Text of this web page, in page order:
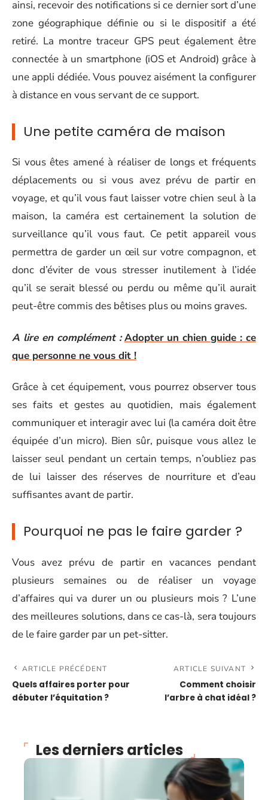
ainsi, recevoir des notifications si ce dernier sort d’une
zone géographique définie ou si le dispositif a été
retiré. La montre traceur GPS peut également être
connectée à un smartphone (iOS et Android) grâce à
une appli dédiée. Vous pouvez aisément la configurer
à distance en vous servant de ce support.
Une petite caméra de maison
Si vous êtes amené à réaliser de longs et fréquents
déplacements ou si vous avez prévu de partir en
voyage, et qu’il vous faut laisser votre chien seul à la
maison, la caméra est certainement la solution de
surveillance qu’il vous faut. Ce petit appareil vous
permettra de garder un œil sur votre compagnon, et
donc d’éviter de vous stresser inutilement à l’idée
qu’il se serait blessé ou perdu ou même qu’il aurait
peut-être commis des bêtises plus ou moins graves.
A lire en complément : Adopter un chien guide : ce
que personne ne vous dit !
Grâce à cet équipement, vous pourrez observer tous
ses faits et gestes au quotidien, mais également
communiquer et interagir avec lui (la caméra doit être
équipée d’un micro). Bien sûr, puisque vous allez le
laisser seul pendant un certain temps, n’oubliez pas
de lui laisser des réserves de nourriture et d’eau
suffisantes avant de partir.
Pourquoi ne pas le faire garder ?
Vous avez prévu de partir en vacances pendant
plusieurs semaines ou de réaliser un voyage
d’affaires qui va durer un ou plusieurs mois ? L’une
des meilleures solutions, dans ce cas-là, sera toujours
de le faire garder par un pet-sitter.
ARTICLE PRÉCÉDENT
Quels affaires porter pour
débuter l’équitation ?
ARTICLE SUIVANT
Comment choisir
l’arbre à chat idéal ?
Les derniers articles